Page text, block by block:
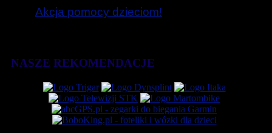
Akcja pomocy dzieciom!
NASZE REKOMENDACJE